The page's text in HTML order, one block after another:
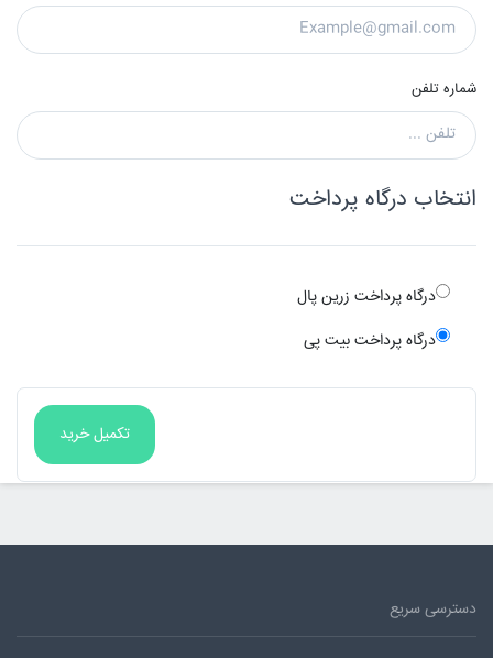
شماره تلفن
انتخاب درگاه پرداخت
درگاه پرداخت زرین پال
درگاه پرداخت بیت پی
دسترسی سریع